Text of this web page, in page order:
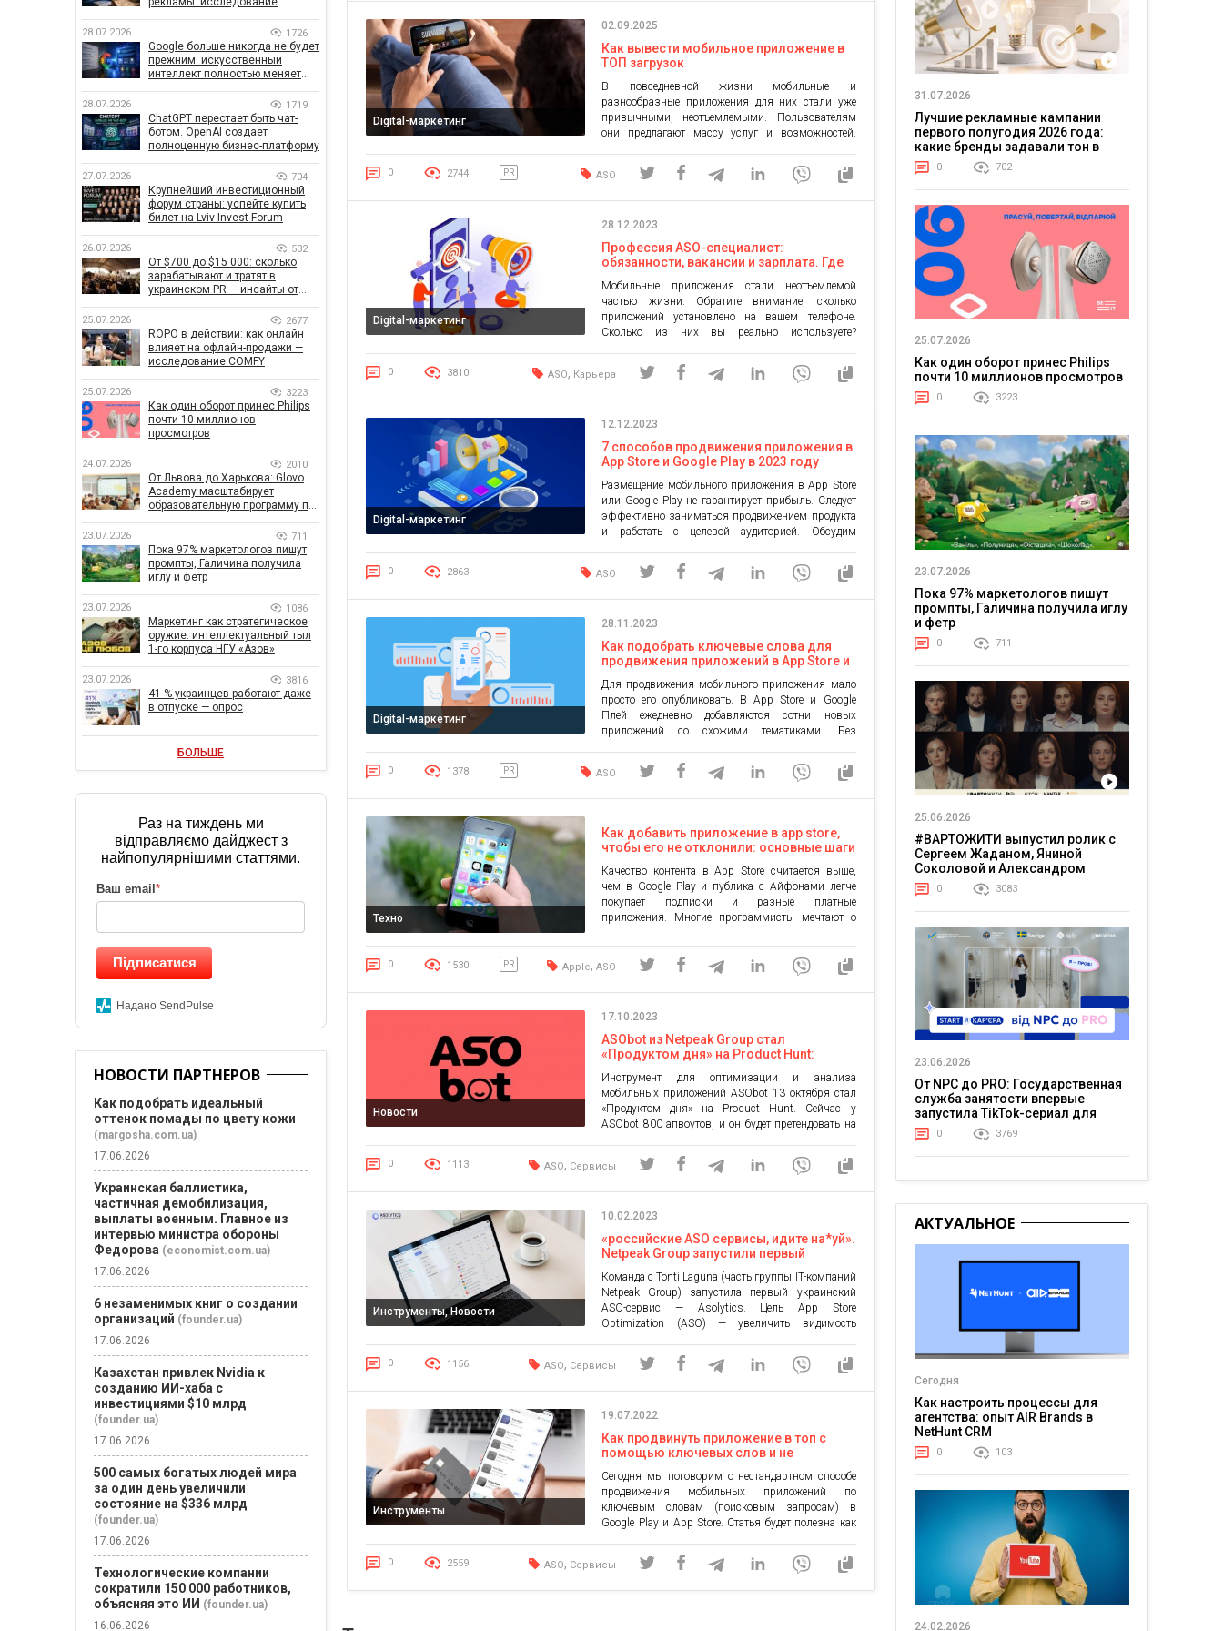
[…]
Digital-маркетинг
02.09.2025
Как вывести мобильное приложение в
ТОП загрузок
В повседневной жизни мобильные и
разнообразные приложения для них стали уже
привычными, неотъемлемыми. Пользователям
они предлагают массу услуг и возможностей.
приложение в ТОП становится все сложнее. Но
нет ничего нереального. Есть реклама мобильных
материале. Продвижение приложения для
андроид Продвижение мобильного […]
0 2744 PR ASO
Digital-маркетинг
28.12.2023
Профессия ASO-специалист:
обязанности, вакансии и зарплата. Где
Мобильные приложения стали неотъемлемой
частью жизни. Обратите внимание, сколько
приложений установлено на вашем телефоне.
Сколько из них вы реально используете?
за внимание пользователя и его деньги привела к
созданию новых высокооплачиваемых
цифровой маркетолог в одном лице. Обсудим,
какие обязанности есть […]
0 3810 ASO, Карьера
Digital-маркетинг
12.12.2023
7 способов продвижения приложения в
App Store и Google Play в 2023 году
Размещение мобильного приложения в App Store
или Google Play не гарантирует прибыль. Следует
эффективно заниматься продвижением продукта
и работать с целевой аудиторией. Обсудим
работающих в 2023 году и которые останутся
эффективными в дальнейшем. Не затрагиваем
должна быть по умолчанию. […]
0 2863 ASO
Digital-маркетинг
28.11.2023
Как подобрать ключевые слова для
продвижения приложений в App Store и
нюансы
Для продвижения мобильного приложения мало
просто его опубликовать. В App Store и Google
Плей ежедневно добавляются сотни новых
приложений со схожими тематиками. Без
потеряется и осядет на дно магазина. Обсудим
подбор ключевых слов App Store и Google Play, как
и его оптимизацией в […]
0 1378 PR ASO
Техно
Как добавить приложение в app store,
чтобы его не отклонили: основные шаги
Качество контента в App Store считается выше,
чем в Google Play и публика с Айфонами легче
покупает подписки и разные платные
приложения. Многие программисты мечтают о
для iOS. Рассмотрим, как добавить приложение в
app store, чтобы его не удалили и на что обратить
внимание. Регистрация профиля Добавлять свои
приложения могут только […]
0 1530 PR Apple, ASO
Новости
17.10.2023
ASObot из Netpeak Group стал
«Продуктом дня» на Product Hunt:
внимания?
Инструмент для оптимизации и анализа
мобильных приложений ASObot 13 октября стал
«Продуктом дня» на Product Hunt. Сейчас у
ASObot 800 апвоутов, и он будет претендовать на
месяца». Платформа Product Hunt собирает
многочисленных технических специалистов от
0 1113 ASO, Сервисы
Инструменты, Новости
10.02.2023
«российские ASO сервисы, идите на*уй».
Netpeak Group запустили первый
украинский сервис для продвижения
приложений в App Store и Google Play по
всему миру
Команда c Tonti Laguna (часть группы IT-компаний
Netpeak Group) запустила первый украинский
ASO-сервис — Asolytics. Цель App Store
Optimization (ASO) — увеличить видимость
что в результате помогает повышать их
количество загрузок. Большинство популярных
косвенно финансируют войну. Ранее Netpeak
Group вместе […]
0 1156 ASO, Сервисы
Инструменты
19.07.2022
Как продвинуть приложение в топ с
помощью ключевых слов и не
Сегодня мы поговорим о нестандартном способе
продвижения мобильных приложений по
ключевым словам (поисковым запросам) в
Google Play и App Store. Статья будет полезна как
специалистам, которые хотят узнать о новом
способе продвижения приложений в сторах. По
0 2559 ASO, Сервисы
влияет на эффективность
кампаний
28.07.2026 1726
Google больше никогда не будет
прежним: искусственный
интеллект полностью меняет
28.07.2026 1719
ChatGPT перестает быть чат-
ботом. OpenAI создает
полноценную бизнес-платформу
27.07.2026 704
Крупнейший инвестиционный
форум страны: успейте купить
билет на Lviv Invest Forum
26.07.2026 532
От $700 до $15 000: сколько
зарабатывают и тратят в
украинском PR — инсайты от
25.07.2026 2677
ROPO в действии: как онлайн
влияет на офлайн-продажи —
исследование COMFY
25.07.2026 3223
Как один оборот принес Philips
почти 10 миллионов
просмотров
24.07.2026 2010
От Львова до Харькова: Glovo
Academy масштабирует
образовательную программу по
23.07.2026 711
Пока 97% маркетологов пишут
промпты, Галичина получила
иглу и фетр
23.07.2026 1086
Маркетинг как стратегическое
оружие: интеллектуальный тыл
1-го корпуса НГУ «Азов»
23.07.2026 3816
41 % украинцев работают даже
в отпуске — опрос
БОЛЬШЕ
Раз на тиждень ми
відправляємо дайджест з
найпопулярнішими статтями.
Ваш email *
Підписатися
Надано SendPulse
НОВОСТИ ПАРТНЕРОВ
Как подобрать идеальный
оттенок помады по цвету кожи
(margosha.com.ua)
17.06.2026
Украинская баллистика,
частичная демобилизация,
выплаты военным. Главное из
интервью министра обороны
Федорова (economist.com.ua)
17.06.2026
6 незаменимых книг о создании
организаций (founder.ua)
17.06.2026
Казахстан привлек Nvidia к
созданию ИИ-хаба с
инвестициями $10 млрд
(founder.ua)
17.06.2026
500 самых богатых людей мира
за один день увеличили
состояние на $336 млрд
(founder.ua)
17.06.2026
Технологические компании
сократили 150 000 работников,
объясняя это ИИ (founder.ua)
16.06.2026
31.07.2026
Лучшие рекламные кампании
первого полугодия 2026 года:
какие бренды задавали тон в
отрасли
0 702
25.07.2026
Как один оборот принес Philips
почти 10 миллионов просмотров
0 3223
23.07.2026
Пока 97% маркетологов пишут
промпты, Галичина получила иглу
и фетр
0 711
25.06.2026
#ВАРТОЖИТИ выпустил ролик с
Сергеем Жаданом, Яниной
Соколовой и Александром
Тереном о жизни в постоянном
напряжении
0 3083
23.06.2026
От NPC до PRO: Государственная
служба занятости впервые
запустила TikTok-сериал для
молодежи
0 3769
АКТУАЛЬНОЕ
Сегодня
Как настроить процессы для
агентства: опыт AIR Brands в
NetHunt CRM
0 103
24.02.2026